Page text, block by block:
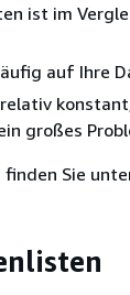
ist im
auf Ihre
großes
Sie